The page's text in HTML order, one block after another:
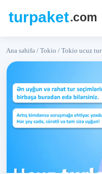
Ana səhifə / Tokio / Tokio ucuz tur